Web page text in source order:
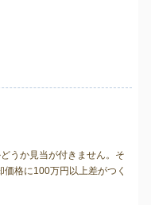
うか見当が付きません。そ
格に100万円以上差がつく